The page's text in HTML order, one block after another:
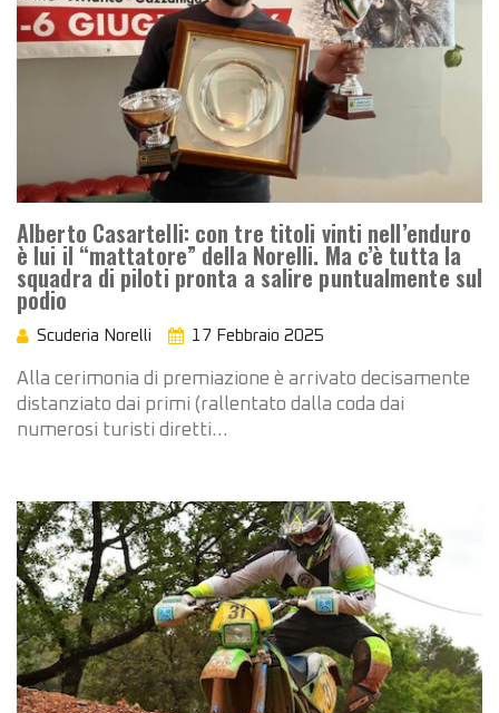
Alberto Casartelli: con tre titoli vinti nell’enduro
è lui il “mattatore” della Norelli. Ma c’è tutta la
squadra di piloti pronta a salire puntualmente sul
podio
Scuderia Norelli 17 Febbraio 2025
Alla cerimonia di premiazione è arrivato decisamente
distanziato dai primi (rallentato dalla coda dai
numerosi turisti diretti…